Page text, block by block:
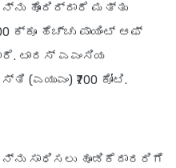
ಹೊಂದಿದ್ದಾರೆ ಮತ್ತು
ಕ್ಕೂ ಹೆಚ್ಚು ಪಾಯಿಂಟ್ ಆಫ್
ಟಾರಸ್ ಎಎಂಸಿಯ
₹700 ಕೋಟಿ.
ಸಾಧಿಸಲು ಹೂಡಿಕೆದಾರರಿಗೆ